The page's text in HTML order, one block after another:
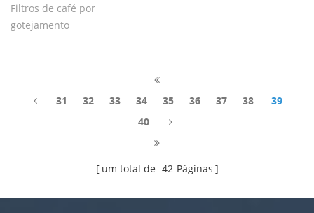
Filtros de café por
gotejamento
31 32 33 34 35 36 37 38
39
40
um total de 42 Páginas